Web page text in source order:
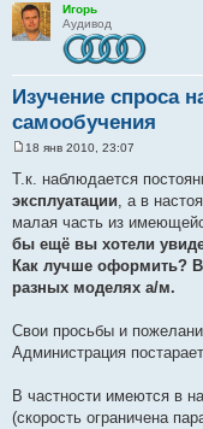
Игорь
Аудивод
Изучение спроса
самообучения
о
б
е
н
е
18 янв 2010, 23:07
Т.к. наблюдается
эксплуатации, а в
малая часть из
бы ещё вы хотели
Как лучше оформить?
разных моделях а/м.
Свои просьбы и
Администрация
В частности имеются в
(скорость ограничена